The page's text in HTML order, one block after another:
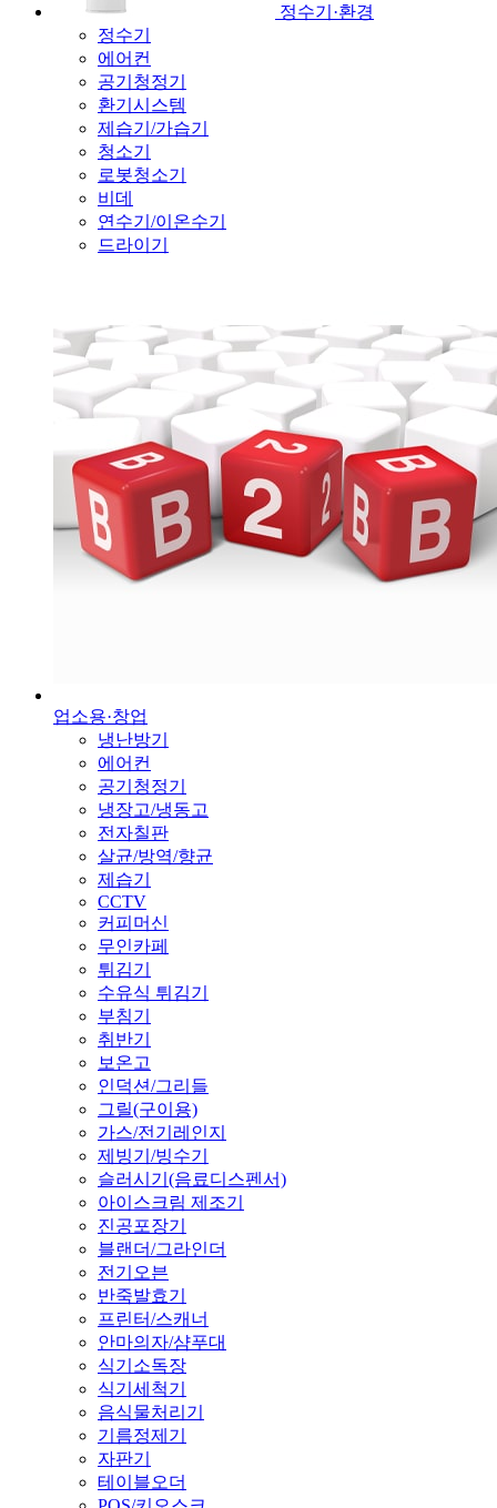
정수기·환경
정수기
에어컨
공기청정기
환기시스템
제습기/가습기
청소기
로봇청소기
비데
연수기/이온수기
드라이기
업소용·창업
냉난방기
에어컨
공기청정기
냉장고/냉동고
전자칠판
살균/방역/향균
제습기
CCTV
커피머신
무인카페
튀김기
수유식 튀김기
부침기
취반기
보온고
인덕션/그리들
그릴(구이용)
가스/전기레인지
제빙기/빙수기
슬러시기(음료디스펜서)
아이스크림 제조기
진공포장기
블랜더/그라인더
전기오븐
반죽발효기
프린터/스캐너
안마의자/샴푸대
식기소독장
식기세척기
음식물처리기
기름정제기
자판기
테이블오더